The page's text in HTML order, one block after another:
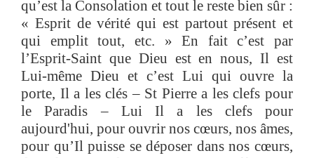
qu’est la Consolation et tout le reste bien sûr :
« Esprit de vérité qui est partout présent et
qui emplit tout, etc. » En fait c’est par
l’Esprit-Saint que Dieu est en nous, Il est
Lui-même Dieu et c’est Lui qui ouvre la
porte, Il a les clés – St Pierre a les clefs pour
le Paradis – Lui Il a les clefs pour
aujourd'hui, pour ouvrir nos cœurs, nos âmes,
pour qu’Il puisse se déposer dans nos cœurs,